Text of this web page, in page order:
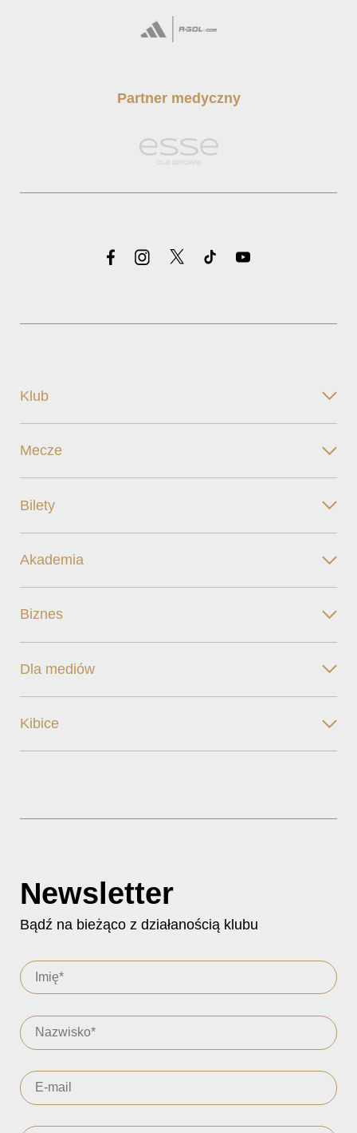
Partner medyczny
Klub
Mecze
Bilety
Akademia
Biznes
Dla mediów
Kibice
Newsletter
Bądź na bieżąco z działanością klubu